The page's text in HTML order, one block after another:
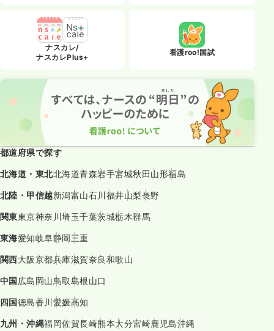
ナスカレ/
ナスカレPlus+
看護roo!国試
都道府県で探す
北海道・東北北海道青森岩手宮城秋田山形福島
北陸・甲信越新潟富山石川福井山梨長野
関東東京神奈川埼玉千葉茨城栃木群馬
東海愛知岐阜静岡三重
関西大阪京都兵庫滋賀奈良和歌山
中国広島岡山鳥取島根山口
四国徳島香川愛媛高知
九州・沖縄福岡佐賀長崎熊本大分宮崎鹿児島沖縄